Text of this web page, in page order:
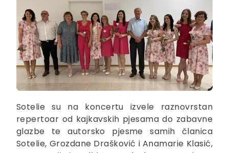
Sotelie su na koncertu izvele raznovrstan
repertoar od kajkavskih pjesama do zabavne
glazbe te autorsko pjesme samih članica
Sotelie, Grozdane Drašković i Anamarie Klasić,